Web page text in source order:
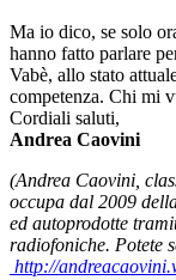
Ma io dico, se solo
hanno fatto parlare
Vabè, allo stato
competenza. Chi mi
Cordiali saluti,
Andrea Caovini
(Andrea Caovini,
occupa dal 2009
ed autoprodotte
radiofoniche. Potete
http://